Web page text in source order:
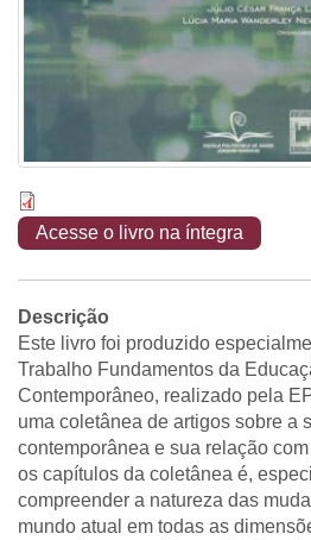
Acesse o livro na íntegra
Descrição
Este livro foi produzido
Trabalho Fundamentos da
Contemporâneo, realizado pela
uma coletânea de artigos sobre a
contemporânea e sua relação
os capítulos da coletânea é,
compreender a natureza das
mundo atual em todas as